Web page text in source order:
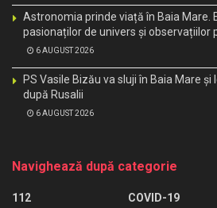
Astronomia prinde viață în Baia Mare.
pasionaților de univers și observațiilor
6 AUGUST 2026
PS Vasile Bizău va sluji în Baia Mare și
după Rusalii
6 AUGUST 2026
Navighează după categorie
112
COVID-19